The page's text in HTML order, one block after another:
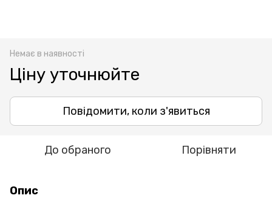
Немає в наявності
Ціну уточнюйте
Повідомити, коли з'явиться
До обраного Порівняти
Опис